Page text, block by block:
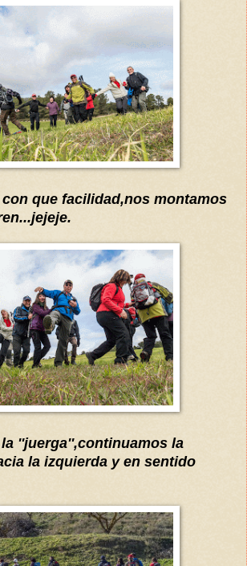
que facilidad,nos montamos
''juerga'',continuamos la
la izquierda y en sentido